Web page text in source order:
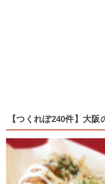
【つくれぽ240件】大阪